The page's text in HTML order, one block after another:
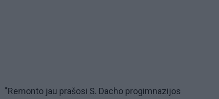
"Remonto jau prašosi S. Dacho progimnazijos